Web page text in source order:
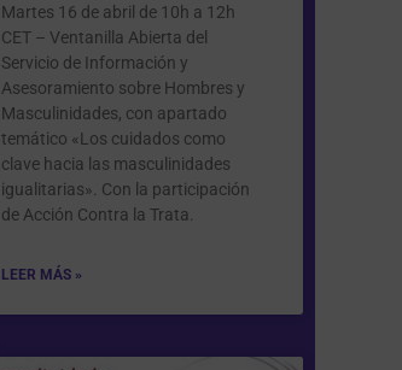
Martes 16 de abril de 10h a 12h
CET – Ventanilla Abierta del
Servicio de Información y
Asesoramiento sobre Hombres y
Masculinidades, con apartado
temático «Los cuidados como
clave hacia las masculinidades
igualitarias». Con la participación
de Acción Contra la Trata.
LEER MÁS »